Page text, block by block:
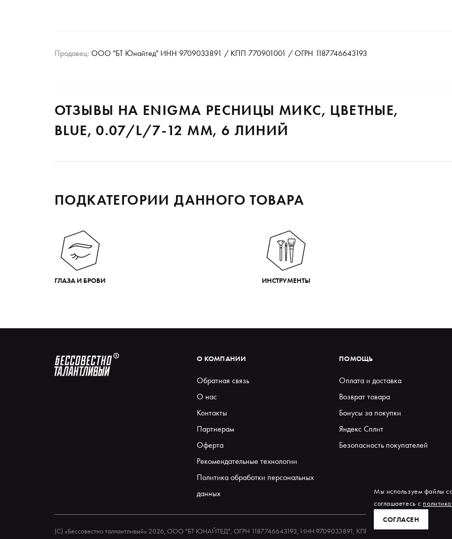
Продавец: ООО "БТ Юнайтед" ИНН 9709033891 / КПП 770901001 / ОГРН 1187746643193
ОТЗЫВЫ НА ENIGMA РЕСНИЦЫ МИКС, ЦВЕТНЫЕ,
BLUE, 0.07/L/7-12 ММ, 6 ЛИНИЙ
ПОДКАТЕГОРИИ ДАННОГО ТОВАРА
ГЛАЗА И БРОВИ ИНСТРУМЕНТЫ
О КОМПАНИИ
Обратная связь
О нас
Контакты
Партнерам
Оферта
Рекомендательные технологии
Политика обработки персональных
данных
ПОМОЩЬ
Оплата и доставка
Возврат товара
Бонусы за покупки
Яндекс Сплит
Безопасность покупателей
(С) «Бессовестно таллантливый» 2026, ООО "БТ ЮНАЙТЕД", ОГРН 1187746643193, ИНН 9709033891, КПП 770901001
Мы используем файлы
соглашаетесь с
СОГЛАСЕН